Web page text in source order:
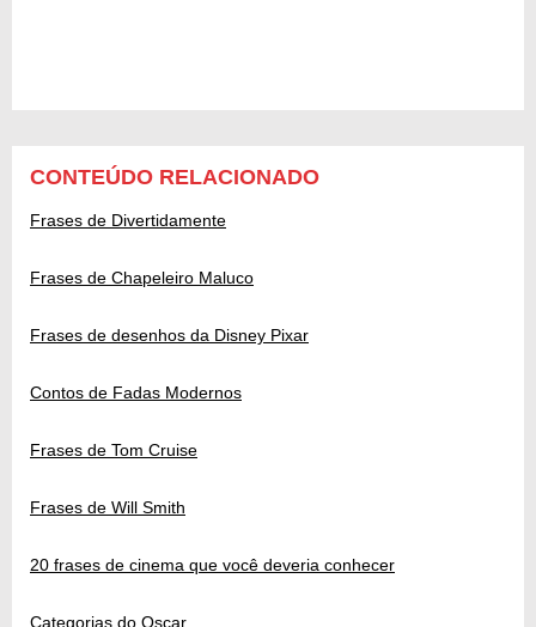
CONTEÚDO RELACIONADO
Frases de Divertidamente
Frases de Chapeleiro Maluco
Frases de desenhos da Disney Pixar
Contos de Fadas Modernos
Frases de Tom Cruise
Frases de Will Smith
20 frases de cinema que você deveria conhecer
Categorias do Oscar